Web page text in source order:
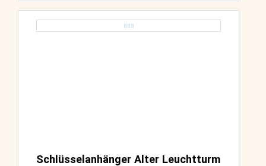
Schlüsselanhänger Alter Leuchtturm